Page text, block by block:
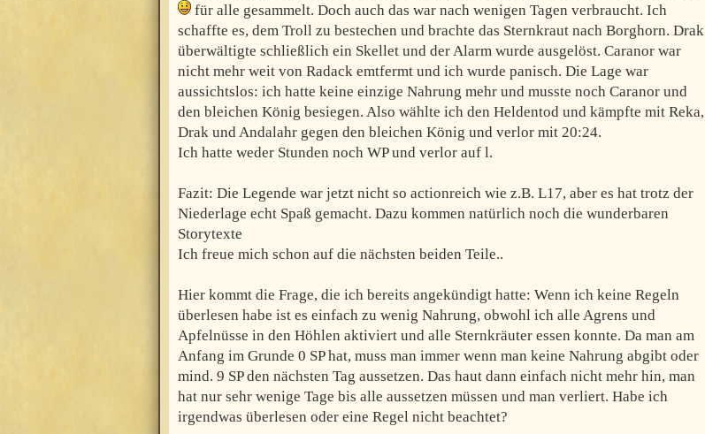
für alle gesammelt. Doch auch das war nach wenigen Tagen verbraucht. Ich
schaffte es, dem Troll zu bestechen und brachte das Sternkraut nach Borghorn. Drak
überwältigte schließlich ein Skellet und der Alarm wurde ausgelöst. Caranor war
nicht mehr weit von Radack emtfermt und ich wurde panisch. Die Lage war
aussichtslos: ich hatte keine einzige Nahrung mehr und musste noch Caranor und
den bleichen König besiegen. Also wählte ich den Heldentod und kämpfte mit Reka,
Drak und Andalahr gegen den bleichen König und verlor mit 20:24.
Ich hatte weder Stunden noch WP und verlor auf l.
Fazit: Die Legende war jetzt nicht so actionreich wie z.B. L17, aber es hat trotz der
Niederlage echt Spaß gemacht. Dazu kommen natürlich noch die wunderbaren
Storytexte
Ich freue mich schon auf die nächsten beiden Teile..
Hier kommt die Frage, die ich bereits angekündigt hatte: Wenn ich keine Regeln
überlesen habe ist es einfach zu wenig Nahrung, obwohl ich alle Agrens und
Apfelnüsse in den Höhlen aktiviert und alle Sternkräuter essen konnte. Da man am
Anfang im Grunde 0 SP hat, muss man immer wenn man keine Nahrung abgibt oder
mind. 9 SP den nächsten Tag aussetzen. Das haut dann einfach nicht mehr hin, man
hat nur sehr wenige Tage bis alle aussetzen müssen und man verliert. Habe ich
irgendwas überlesen oder eine Regel nicht beachtet?